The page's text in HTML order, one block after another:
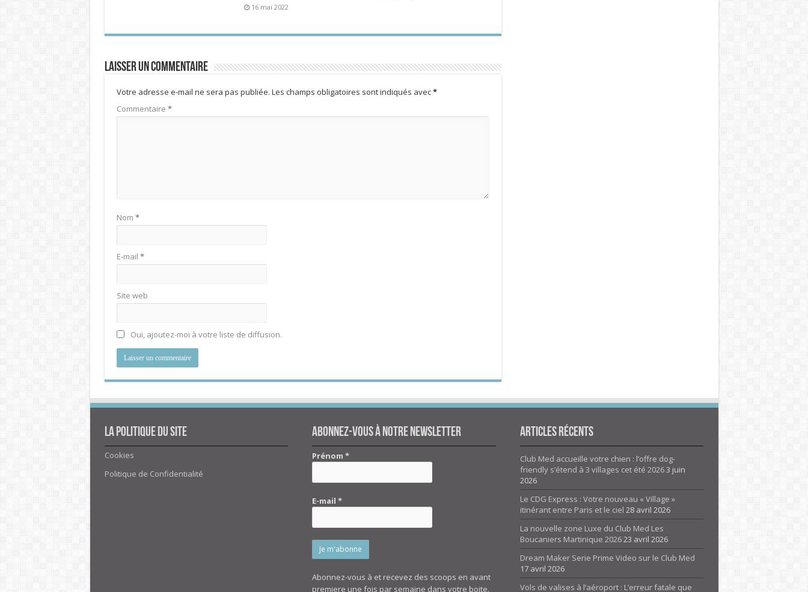
16 mai 2022
Laisser un commentaire
Votre adresse e-mail ne sera pas publiée. Les champs obligatoires sont indiqués avec*
Commentaire *
Nom *
E-mail *
Site web
Oui, ajoutez-moi à votre liste de diffusion.
La politique du site
Cookies
Politique de Confidentialité
Abonnez-vous à notre newsletter
Prénom*
E-mail*
Abonnez-vous à et recevez des scoops en avant
premiere une fois par semaine dans votre boite.
Articles Récents
Club Med accueille votre chien : l’offre dog-
friendly s’étend à 3 villages cet été 20263 juin
2026
Le CDG Express : Votre nouveau « Village »
itinérant entre Paris et le ciel 28 avril 2026
La nouvelle zone Luxe du Club Med Les
Boucaniers Martinique 202623 avril 2026
Dream Maker Serie Prime Video sur le Club Med
17 avril 2026
Vols de valises à l’aéroport : L’erreur fatale que